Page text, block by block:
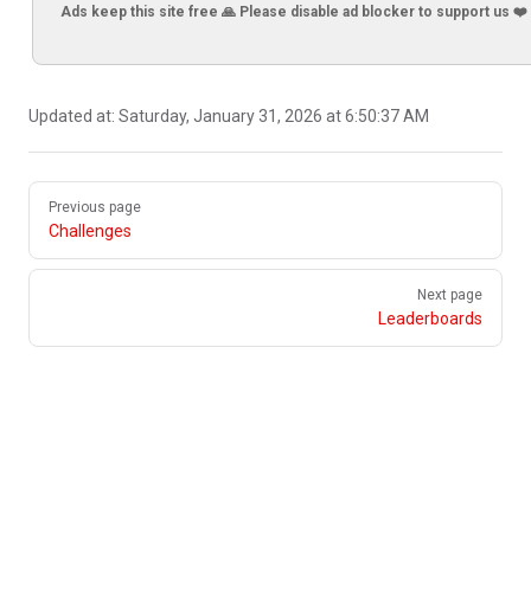
Ads keep this site free 🙏 Please disable ad blocker to support us ❤️
Updated at: Saturday, January 31, 2026 at 6:50:37 AM
Pager
Previous page
Challenges
Next page
Leaderboards